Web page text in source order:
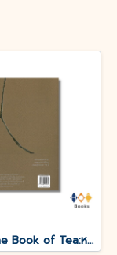
หนังสือ The Book of Tea:หนังสือแห่งชา